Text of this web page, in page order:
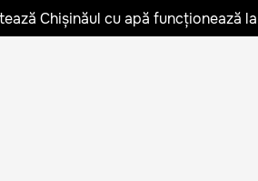
Chișinăul cu apă funcționează